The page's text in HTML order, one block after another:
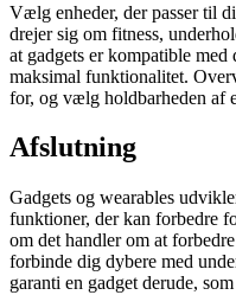
Vælg enheder, der passer til
drejer sig om fitness,
at gadgets er kompatible
maksimal funktionalitet.
for, og vælg holdbarheden af
Afslutning
Gadgets og wearables
funktioner, der kan forbedre
om det handler om at
forbinde dig dybere med
garanti en gadget derude,